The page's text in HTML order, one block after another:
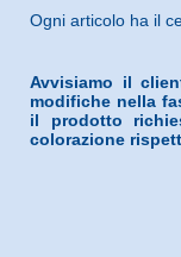
Ogni articolo ha il
Avvisiamo il
modifiche nella
il prodotto
colorazione